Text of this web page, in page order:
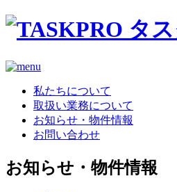
私たちについて
取扱い業務について
お知らせ・物件情報
お問い合わせ
お知らせ・物件情報